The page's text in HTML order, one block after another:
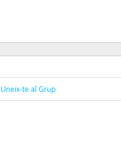
Uneix-te al Grup